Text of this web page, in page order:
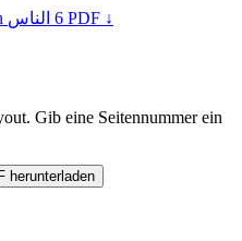
الناس 6 PDF ↓
Gib eine Seitennummer ein
herunterladen